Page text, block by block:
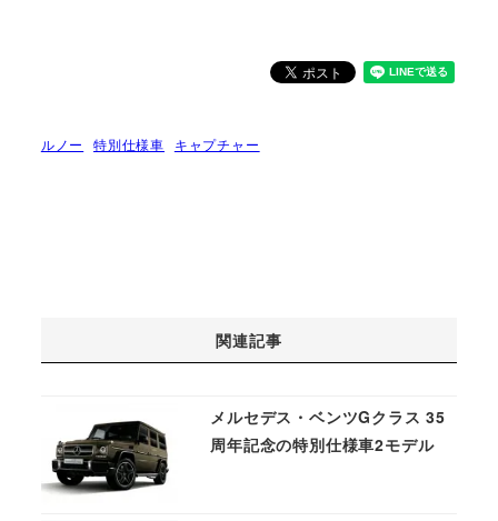
ルノー 特別仕様車 キャプチャー
関連記事
メルセデス・ベンツGクラス 35
周年記念の特別仕様車2モデル